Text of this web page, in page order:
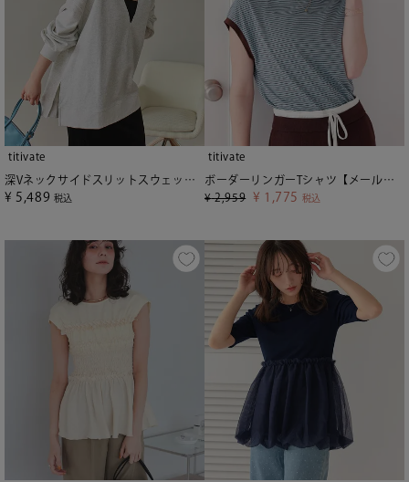
titivate
深Vネックサイドスリットスウェットプルオーバー
¥ 5,489 税込
titivate
ボーダーリンガーTシャツ【メール便可／60】
¥ 2,959 ¥ 1,775 税込